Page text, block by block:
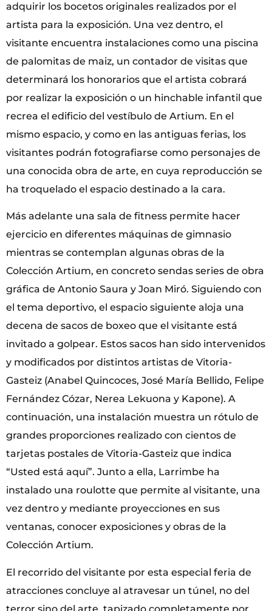
adquirir los bocetos originales realizados por el
artista para la exposición. Una vez dentro, el
visitante encuentra instalaciones como una piscina
de palomitas de maiz, un contador de visitas que
determinará los honorarios que el artista cobrará
por realizar la exposición o un hinchable infantil que
recrea el edificio del vestíbulo de Artium. En el
mismo espacio, y como en las antiguas ferias, los
visitantes podrán fotografiarse como personajes de
una conocida obra de arte, en cuya reproducción se
ha troquelado el espacio destinado a la cara.
Más adelante una sala de fitness permite hacer
ejercicio en diferentes máquinas de gimnasio
mientras se contemplan algunas obras de la
Colección Artium, en concreto sendas series de obra
gráfica de Antonio Saura y Joan Miró. Siguiendo con
el tema deportivo, el espacio siguiente aloja una
decena de sacos de boxeo que el visitante está
invitado a golpear. Estos sacos han sido intervenidos
y modificados por distintos artistas de Vitoria-
Gasteiz (Anabel Quincoces, José María Bellido, Felipe
Fernández Cózar, Nerea Lekuona y Kapone). A
continuación, una instalación muestra un rótulo de
grandes proporciones realizado con cientos de
tarjetas postales de Vitoria-Gasteiz que indica
“Usted está aquí”. Junto a ella, Larrimbe ha
instalado una roulotte que permite al visitante, una
vez dentro y mediante proyecciones en sus
ventanas, conocer exposiciones y obras de la
Colección Artium.
El recorrido del visitante por esta especial feria de
atracciones concluye al atravesar un túnel, no del
terror sino del arte, tapizado completamente por